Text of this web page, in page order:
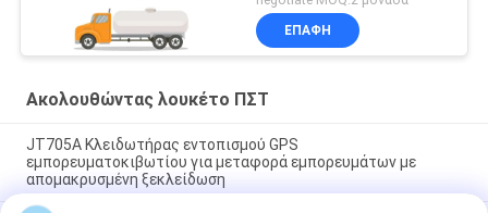
ΕΠΑΦΉ
Ακολουθώντας λουκέτο ΠΣΤ
JT705A Κλειδωτήρας εντοπισμού GPS
εμπορευματοκιβωτίου για μεταφορά εμπορευμάτων με
απομακρυσμένη ξεκλείδωση